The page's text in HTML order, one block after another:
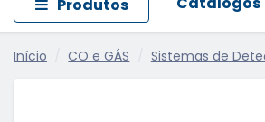
Produtos
Início CO e GÁS Sistemas de